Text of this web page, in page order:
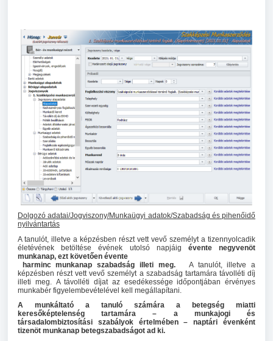
Dolgozó adatai/Jogviszony/Munkaügyi adatok/Szabadság és pihenőidő
nyilvántartás
A tanulót, illetve a képzésben részt vett vevő személyt a tizennyolcadik
életévének betöltése évének utolsó napjáig évente negyvenöt
munkanap, ezt követően évente
harminc munkanap szabadság illeti meg.
A tanulót, illetve a
képzésben részt vett vevő személyt a szabadság tartamára távolléti díj
illeti meg. A távolléti díjat az esedékessége időpontjában érvényes
munkabér figyelembevételével kell megállapítani.
A munkáltató a tanuló számára a betegség miatti
keresőképtelenség tartamára – a munkajogi és
társadalombiztosítási szabályok értelmében – naptári évenként
tizenöt munkanap betegszabadságot ad ki.